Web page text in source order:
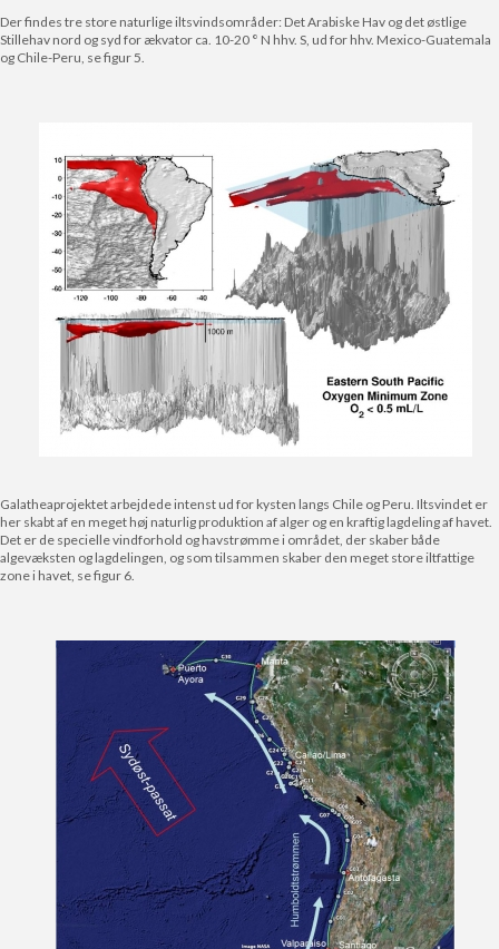
Der findes tre store naturlige iltsvindsområder: Det Arabiske Hav og det østlige
Stillehav nord og syd for ækvator ca. 10-20 ° N hhv. S, ud for hhv. Mexico-Guatemala
og Chile-Peru, se figur 5.
Galatheaprojektet arbejdede intenst ud for kysten langs Chile og Peru. Iltsvindet er
her skabt af en meget høj naturlig produktion af alger og en kraftig lagdeling af havet.
Det er de specielle vindforhold og havstrømme i området, der skaber både
algevæksten og lagdelingen, og som tilsammen skaber den meget store iltfattige
zone i havet, se figur 6.